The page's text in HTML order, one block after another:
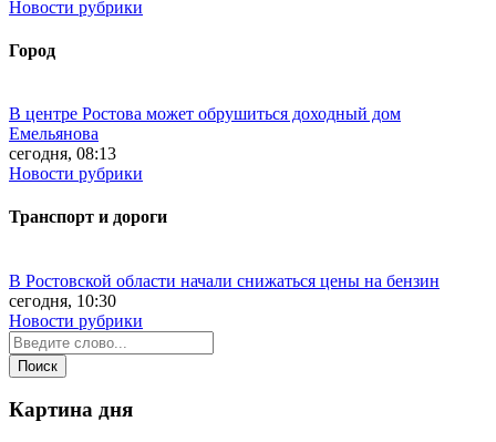
Новости рубрики
Город
В центре Ростова может обрушиться доходный дом
Емельянова
сегодня, 08:13
Новости рубрики
Транспорт и дороги
В Ростовской области начали снижаться цены на бензин
сегодня, 10:30
Новости рубрики
Картина дня